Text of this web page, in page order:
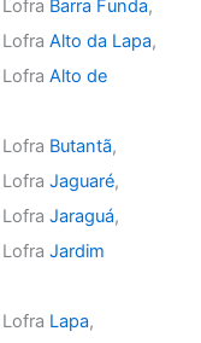
Barra Funda,
LofraAlto da Lapa,
LofraAlto de
Butantã,
LofraJaguaré,
LofraJaraguá,
LofraJardim
Lapa,